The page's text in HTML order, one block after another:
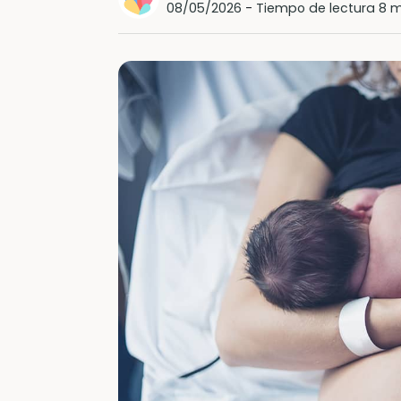
08/05/2026 - Tiempo de lectura 8